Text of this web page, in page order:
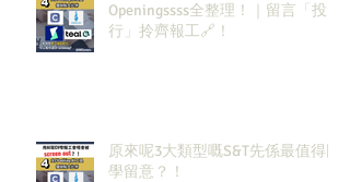
Openingssss全整理！｜留言「投
行」拎齊報工🔗！
原來呢3大類型嘅S&T先係最值得同
學留意？！